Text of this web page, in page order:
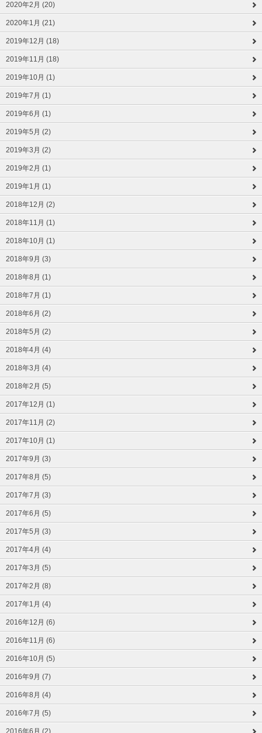
2020年2月 (20)
2020年1月 (21)
2019年12月 (18)
2019年11月 (18)
2019年10月 (1)
2019年7月 (1)
2019年6月 (1)
2019年5月 (2)
2019年3月 (2)
2019年2月 (1)
2019年1月 (1)
2018年12月 (2)
2018年11月 (1)
2018年10月 (1)
2018年9月 (3)
2018年8月 (1)
2018年7月 (1)
2018年6月 (2)
2018年5月 (2)
2018年4月 (4)
2018年3月 (4)
2018年2月 (5)
2017年12月 (1)
2017年11月 (2)
2017年10月 (1)
2017年9月 (3)
2017年8月 (5)
2017年7月 (3)
2017年6月 (5)
2017年5月 (3)
2017年4月 (4)
2017年3月 (5)
2017年2月 (8)
2017年1月 (4)
2016年12月 (6)
2016年11月 (6)
2016年10月 (5)
2016年9月 (7)
2016年8月 (4)
2016年7月 (5)
2016年6月 (2)